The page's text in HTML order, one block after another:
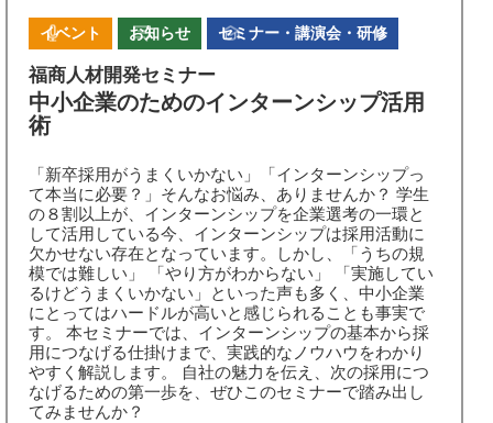
イベント お知らせ セミナー・講演会・研修
福商人材開発セミナー
中小企業のためのインターンシップ活用
術
「新卒採用がうまくいかない」「インターンシップっ
て本当に必要？」そんなお悩み、ありませんか？ 学生
の８割以上が、インターンシップを企業選考の一環と
して活用している今、インターンシップは採用活動に
欠かせない存在となっています。しかし、「うちの規
模では難しい」 「やり方がわからない」 「実施してい
るけどうまくいかない」といった声も多く、中小企業
にとってはハードルが高いと感じられることも事実で
す。 本セミナーでは、インターンシップの基本から採
用につなげる仕掛けまで、実践的なノウハウをわかり
やすく解説します。 自社の魅力を伝え、次の採用につ
なげるための第一歩を、ぜひこのセミナーで踏み出し
てみませんか？